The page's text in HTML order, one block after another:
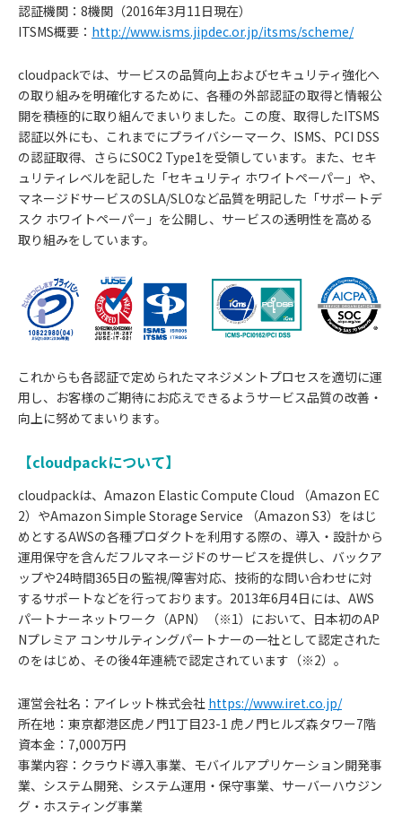
認証機関：8機関（2016年3月11日現在）
ITSMS概要： http://www.isms.jipdec.or.jp/itsms/scheme/
cloudpackでは、サービスの品質向上およびセキュリティ強化へ
の取り組みを明確化するために、各種の外部認証の取得と情報公
開を積極的に取り組んでまいりました。この度、取得したITSMS
認証以外にも、これまでにプライバシーマーク、ISMS、PCI DSS
の認証取得、さらにSOC2 Type1を受領しています。また、セキ
ュリティレベルを記した「セキュリティ ホワイトペーパー」や、
マネージドサービスのSLA/SLOなど品質を明記した「サポートデ
スク ホワイトペーパー」を公開し、サービスの透明性を高める
取り組みをしています。
これからも各認証で定められたマネジメントプロセスを適切に運
用し、お客様のご期待にお応えできるようサービス品質の改善・
向上に努めてまいります。
【cloudpackについて】
cloudpackは、Amazon Elastic Compute Cloud （Amazon EC
2）やAmazon Simple Storage Service （Amazon S3）をはじ
めとするAWSの各種プロダクトを利用する際の、導入・設計から
運用保守を含んだフルマネージドのサービスを提供し、バックア
ップや24時間365日の監視/障害対応、技術的な問い合わせに対
するサポートなどを行っております。2013年6月4日には、AWS
パートナーネットワーク（APN）（※1）において、日本初のAP
Nプレミア コンサルティングパートナーの一社として認定された
のをはじめ、その後4年連続で認定されています（※2）。
運営会社名：アイレット株式会社 https://www.iret.co.jp/
所在地：東京都港区虎ノ門1丁目23-1 虎ノ門ヒルズ森タワー7階
資本金：7,000万円
事業内容：クラウド導入事業、モバイルアプリケーション開発事
業、システム開発、システム運用・保守事業、サーバーハウジン
グ・ホスティング事業